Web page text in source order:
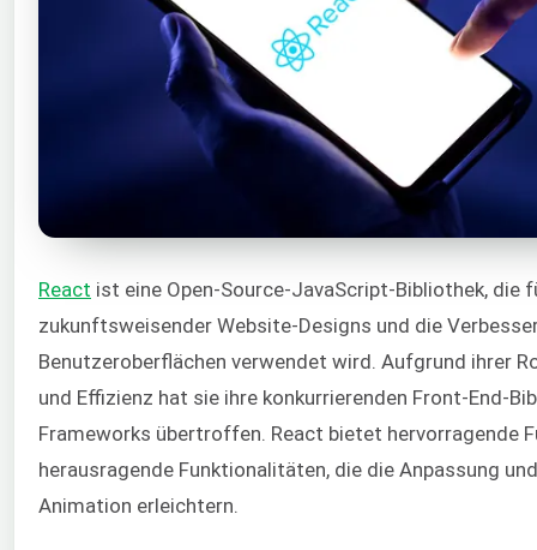
React ist eine Open-Source-JavaScript-Bibliothek, die
zukunftsweisender Website-Designs und die
Benutzeroberflächen verwendet wird. Aufgrund ihrer
und Effizienz hat sie ihre konkurrierenden Front-End-
Frameworks übertroffen. React bietet hervorragende
herausragende Funktionalitäten, die die Anpassung
Animation erleichtern.